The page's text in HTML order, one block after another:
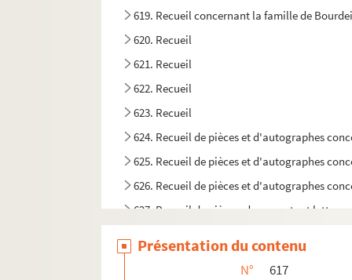
619. Recueil concernant la famille de
620. Recueil
621. Recueil
622. Recueil
623. Recueil
624. Recueil de pièces et d'autographes
625. Recueil de pièces et d'autographes
626. Recueil de pièces et d'autographes
627. Recueil de pièces, documents et
Présentation du contenu
N°
617